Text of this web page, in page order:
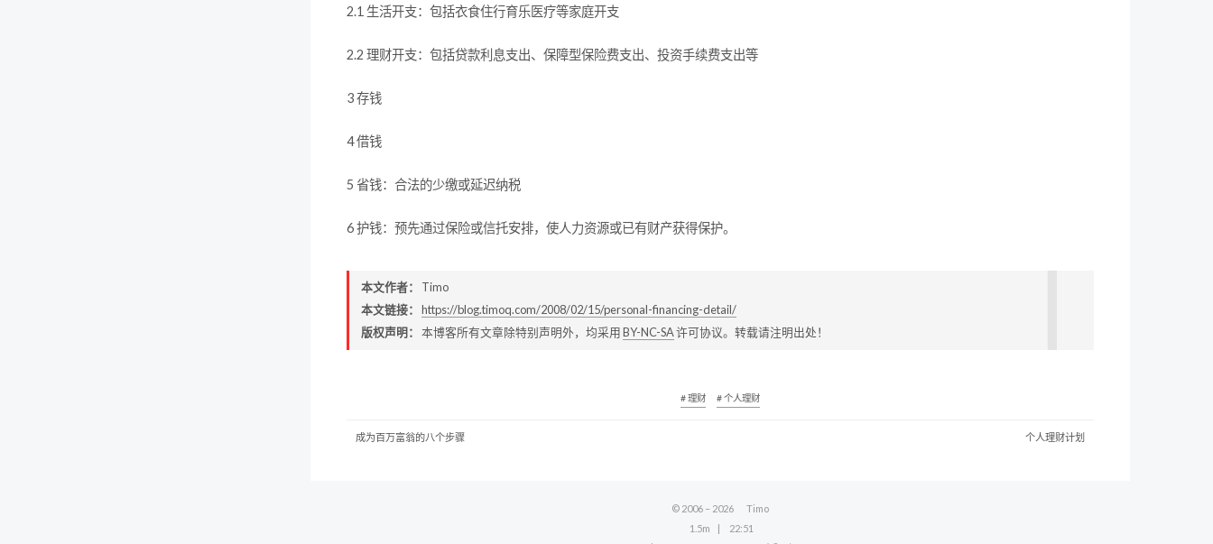
2.1 生活开支：包括衣食住行育乐医疗等家庭开支
2.2 理财开支：包括贷款利息支出、保障型保险费支出、投资手续费支出等
3 存钱
4 借钱
5 省钱：合法的少缴或延迟纳税
6 护钱：预先通过保险或信托安排，使人力资源或已有财产获得保护。
本文作者： Timo
本文链接：
https://blog.timoq.com/2008/02/15/personal-financing-detail/
版权声明： 本博客所有文章除特别声明外，均采用BY-NC-SA许可协议。转载请注明出处！
# 理财 # 个人理财
成为百万富翁的八个步骤 个人理财计划
© 2006 – 2026
Timo
1.5m
22:51